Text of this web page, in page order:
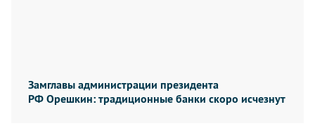
Замглавы администрации президента
РФ Орешкин: традиционные банки скоро исчезнут